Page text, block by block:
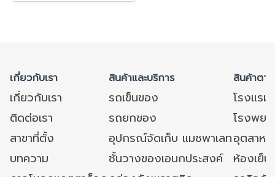
เกี่ยวกับเรา สินค้าและบริการ สินค้าตา
เกี่ยวกับเรา รถเข็นของ
โรงแร
ติดต่อเรา
รถยกของ
โรงพย
สาขาที่ตั้ง
อุปกรณ์จัดเก็บ แมชพาเลทอุตสาหก
บทความ
ชั้นวางของเอนกประสงค์
ห้องเย็